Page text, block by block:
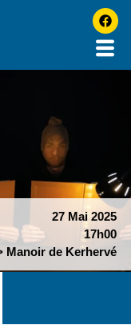
27 Mai 2025
17h00
Manoir de Kerhervé